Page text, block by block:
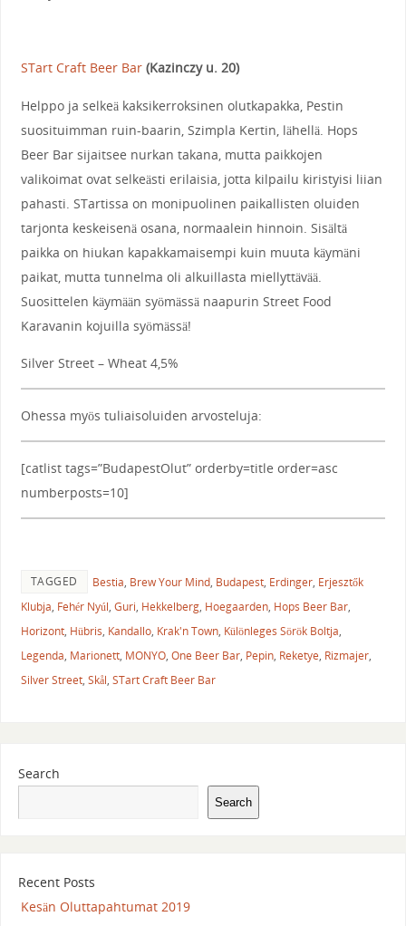
STart Craft Beer Bar (Kazinczy u. 20)
Helppo ja selkeä kaksikerroksinen olutkapakka, Pestin
suosituimman ruin-baarin, Szimpla Kertin, lähellä. Hops
Beer Bar sijaitsee nurkan takana, mutta paikkojen
valikoimat ovat selkeästi erilaisia, jotta kilpailu kiristyisi liian
pahasti. STartissa on monipuolinen paikallisten oluiden
tarjonta keskeisenä osana, normaalein hinnoin. Sisältä
paikka on hiukan kapakkamaisempi kuin muuta käymäni
paikat, mutta tunnelma oli alkuillasta miellyttävää.
Suosittelen käymään syömässä naapurin Street Food
Karavanin kojuilla syömässä!
Silver Street – Wheat 4,5%
Ohessa myös tuliaisoluiden arvosteluja:
[catlist tags=”BudapestOlut” orderby=title order=asc
numberposts=10]
TAGGED Bestia, Brew Your Mind, Budapest, Erdinger, Erjesztők
Klubja, Fehér Nyúl, Guri, Hekkelberg, Hoegaarden, Hops Beer Bar,
Horizont, Hübris, Kandallo, Krak'n Town, Különleges Sörök Boltja,
Legenda, Marionett, MONYO, One Beer Bar, Pepin, Reketye, Rizmajer,
Silver Street, Skål, STart Craft Beer Bar
Search
Search
Recent Posts
Kesän Oluttapahtumat 2019